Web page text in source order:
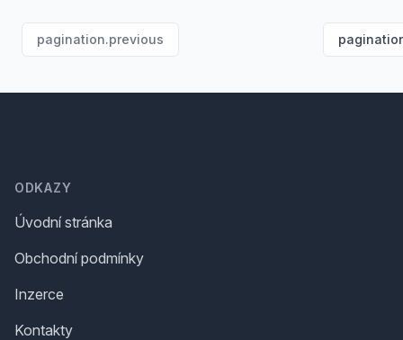
pagination.previous
ODKAZY
Úvodní stránka
Obchodní podmínky
Inzerce
Kontakty